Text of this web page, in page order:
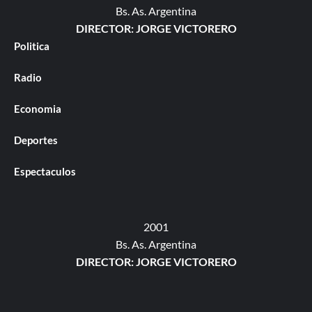
Bs. As. Argentina
DIRECTOR: JORGE VICTORERO
Politica
Radio
Economia
Deportes
Espectaculos
2001
Bs. As. Argentina
DIRECTOR: JORGE VICTORERO